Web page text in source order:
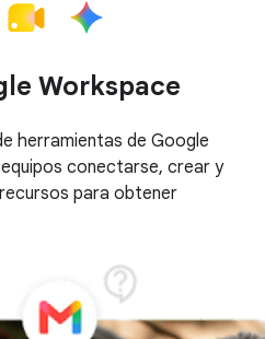
Workspace
herramientas de Google
conectarse, crear y
para obtener